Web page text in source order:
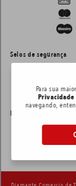
Para sua
Privacidade
navegando,
Selos de segurança
Layout e